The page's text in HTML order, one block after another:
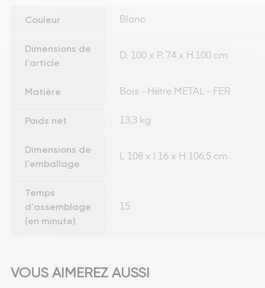
Couleur Blanc
Dimensions de
l'article
D. 100 x P. 74 x H.100 cm
Matière Bois - Hêtre METAL - FER
Poids net 13,3 kg
Dimensions de
l'emballage
L 108 x l 16 x H 106,5 cm
Temps
d'assemblage
(en minute)
15
VOUS AIMEREZ AUSSI